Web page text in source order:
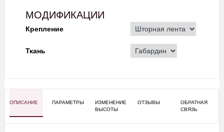
МОДИФИКАЦИИ
Крепление
Ткань
ОПИСАНИЕ ПАРАМЕТРЫ
ИЗМЕНЕНИЕ
ВЫСОТЫ
ОТЗЫВЫ
ОБРАТНАЯ
СВЯЗЬ